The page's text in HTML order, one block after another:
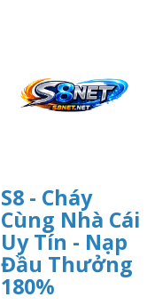
S8 - Cháy
Cùng Nhà Cái
Uy Tín - Nạp
Đầu Thưởng
180%